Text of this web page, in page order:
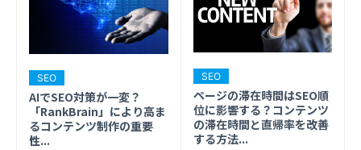
SEO
AIでSEO対策が一変？
「RankBrain」により高ま
るコンテンツ制作の重要
性...
SEO
ページの滞在時間はSEO順
位に影響する？コンテンツ
の滞在時間と直帰率を改善
する方法...